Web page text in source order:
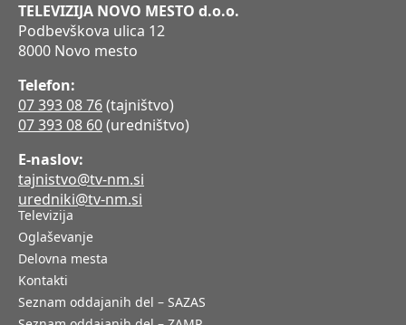
TELEVIZIJA NOVO MESTO d.o.o.
Podbevškova ulica 12
8000 Novo mesto
Telefon:
07 393 08 76(tajništvo)
07 393 08 60(uredništvo)
E-naslov:
tajnistvo@tv-nm.si
uredniki@tv-nm.si
Televizija
Oglaševanje
Delovna mesta
Kontakti
Seznam oddajanih del – SAZAS